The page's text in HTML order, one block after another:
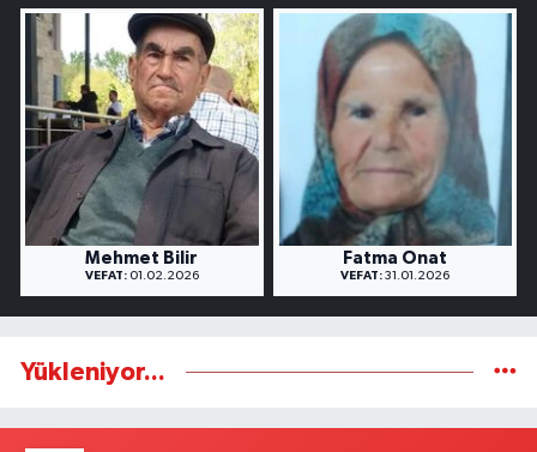
Mehmet Bilir
VEFAT:01.02.2026
Fatma Onat
VEFAT: 31.01.2026
Yükleniyor...